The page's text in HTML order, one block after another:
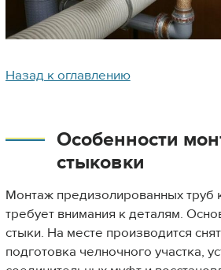
Назад к оглавлению
Особенности
стыковки
Монтаж предизолированных труб
требует внимания к деталям.
стыки. На месте производится
подготовка челночного участка,